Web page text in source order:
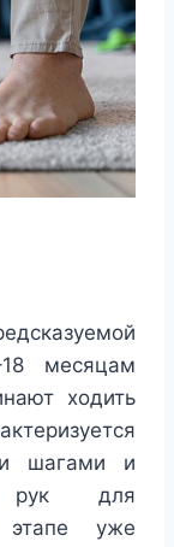
месяцам
ходить
шагами и
рук для
уже